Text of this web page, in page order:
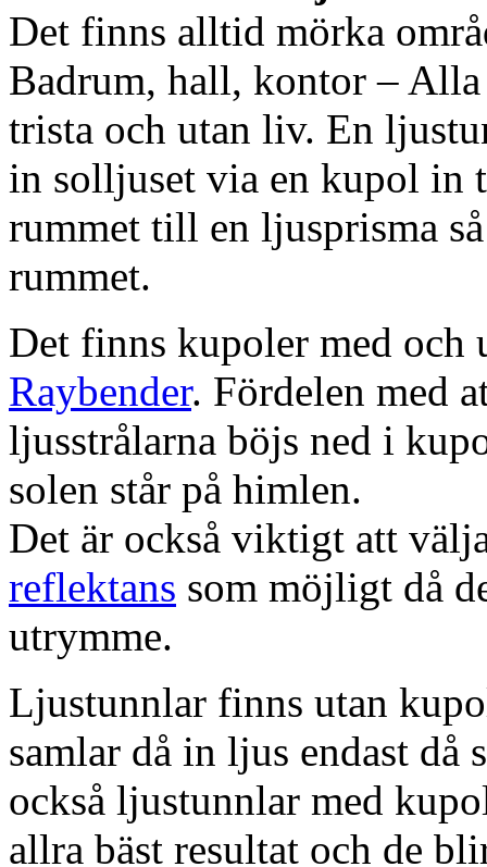
Det finns alltid mörka
Badrum, hall, kontor – Alla
trista och utan liv. En
in solljuset via en kupol in
rummet till en ljusprisma
rummet.
Det finns kupoler med och
Raybender. Fördelen med
ljusstrålarna böjs ned i
solen står på himlen.
Det är också viktigt att
reflektans som möjligt då
utrymme.
Ljustunnlar finns utan
samlar då in ljus endast då
också ljustunnlar med
allra bäst resultat och de